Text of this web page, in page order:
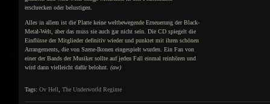
erschrecken oder belustigen.
Alles in allem ist die Platte keine weltbewegende Erneuerung der Black-
Metal-Welt, aber das muss sie auch gar nicht sein. Die CD spiegelt die
Einflüsse der Mitglieder definitiv wieder und punktet mit ihren schönen
Arrangements, die von Szene-Ikonen eingespielt wurden. Ein Fan von
einer der Bands der Musiker sollte auf jeden Fall einmal reinhören und
wird dann vielleicht dafür belohnt. (aw)
Tags: Ov Hell The Underworld Regime